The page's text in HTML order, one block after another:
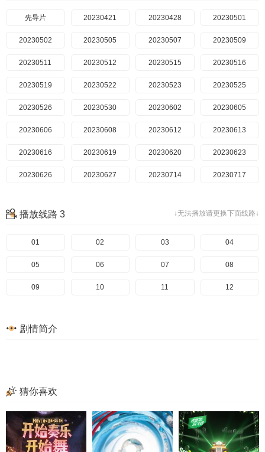
20230626会员版 20230627老友记 20230629加料版
20230714 20230717会员版 20230718老友记 20230721
20230724会员版 20230725老友记
先导片 20230421 20230428 20230501
20230502 20230505 20230507 20230509
20230511 20230512 20230515 20230516
20230519 20230522 20230523 20230525
20230526 20230530 20230602 20230605
20230606 20230608 20230612 20230613
20230616 20230619 20230620 20230623
20230626 20230627 20230714 20230717
↓无法播放请更换下面线路↓
播放线路 3
01 02 03 04
05 06 07 08
09 10 11 12
剧情简介
猜你喜欢